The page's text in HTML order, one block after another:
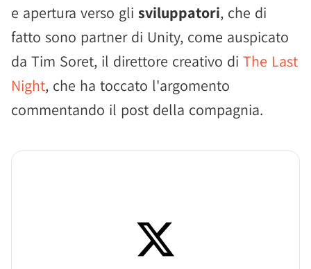
e apertura verso gli sviluppatori, che di
fatto sono partner di Unity, come auspicato
da Tim Soret, il direttore creativo di The Last
Night, che ha toccato l'argomento
commentando il post della compagnia.